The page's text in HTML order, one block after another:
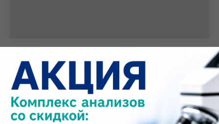
Проложить маршрут в навигаторе